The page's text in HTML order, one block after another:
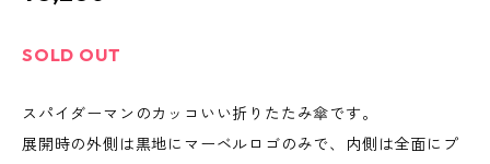
SOLD OUT
スパイダーマンのカッコいい折りたたみ傘です。
展開時の外側は黒地にマーベルロゴのみで、内側は全面にプ